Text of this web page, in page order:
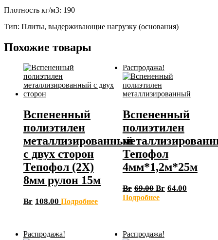
Плотность кг/м3: 190
Тип: Плиты, выдерживающие нагрузку (основания)
Похожие товары
Вспененный
полиэтилен
металлизированный
с двух сторон
Тепофол (2Х)
8мм рулон 15м
Br 108.00 Подробнее
Распродажа!
Вспененный
полиэтилен
Тепофол
4мм*1,2м*25м
Br 69.00 Br 64.00
Подробнее
Распродажа! Распродажа!